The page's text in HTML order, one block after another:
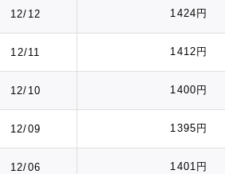
12/12 1424円
12/11 1412円
12/10 1400円
12/09 1395円
12/06 1401円